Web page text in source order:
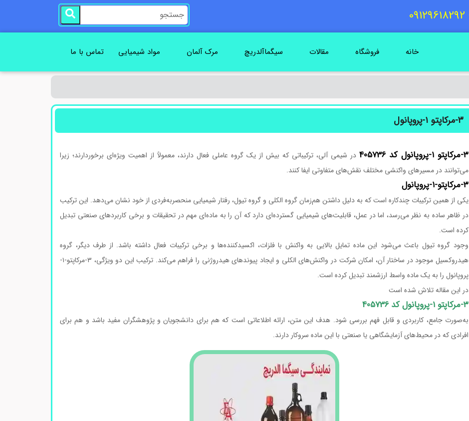
خانه فروشگاه مقالات سیگماآلدریچ مرک آلمان مواد شیمیایی تماس با ما
۳-مرکاپتو ۱-پروپانول
۳-مرکاپتو ۱-پروپانول کد 405736
در شیمی آلی، ترکیباتی که بیش از یک گروه عاملی فعال دارند، معمولاً از اهمیت ویژه‌ای برخوردارند؛ زیرا
می‌توانند در مسیرهای واکنشی مختلف نقش‌های متفاوتی ایفا کنند.
۳-مرکاپتو-۱-پروپانول
یکی از همین ترکیبات چندکاره است که به دلیل داشتن هم‌زمان گروه الکلی و گروه تیول، رفتار شیمیایی منحصربه‌فردی از خود نشان می‌دهد. این ترکیب
در ظاهر ساده به نظر می‌رسد، اما در عمل، قابلیت‌های شیمیایی گسترده‌ای دارد که آن را به ماده‌ای مهم در تحقیقات و برخی کاربردهای صنعتی تبدیل
کرده است.
وجود گروه تیول باعث می‌شود این ماده تمایل بالایی به واکنش با فلزات، اکسیدکننده‌ها و برخی ترکیبات فعال داشته باشد. از طرف دیگر، گروه
هیدروکسیل موجود در ساختار آن، امکان شرکت در واکنش‌های الکلی و ایجاد پیوندهای هیدروژنی را فراهم می‌کند. ترکیب این دو ویژگی، ۳-مرکاپتو-۱-
پروپانول را به یک ماده واسط ارزشمند تبدیل کرده است.
در این مقاله تلاش شده است
۳-مرکاپتو ۱-پروپانول کد 405736
به‌صورت جامع، کاربردی و قابل فهم بررسی شود. هدف این متن، ارائه اطلاعاتی است که هم برای دانشجویان و پژوهشگران مفید باشد و هم برای
افرادی که در محیط‌های آزمایشگاهی یا صنعتی با این ماده سروکار دارند.